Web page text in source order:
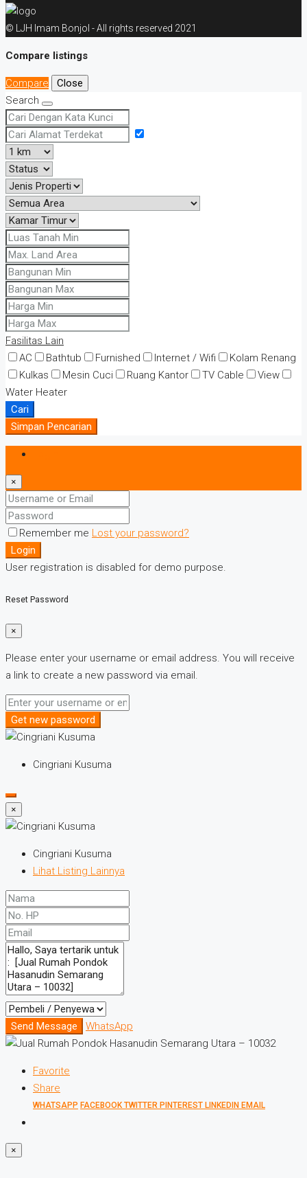
© LJH Imam Bonjol - All rights reserved 2021
Compare listings
Compare
Close
Search
Fasilitas Lain
AC
Bathtub Furnished Internet / Wifi
Kolam Renang
Kulkas
Mesin Cuci Ruang Kantor TV Cable
View
Water Heater
Cari
Simpan Pencarian
×
Remember me Lost your password?
Login
User registration is disabled for demo purpose.
Reset Password
×
Please enter your username or email address. You will receive
a link to create a new password via email.
Get new password
Cingriani Kusuma
×
Cingriani Kusuma
Lihat Listing Lainnya
Send Message WhatsApp
Favorite
Share
WHATSAPP FACEBOOKTWITTER PINTEREST LINKEDIN EMAIL
×